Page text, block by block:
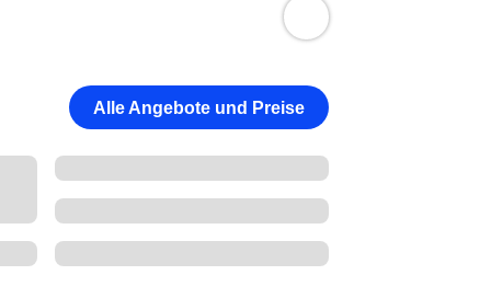
Alle Angebote und Preise